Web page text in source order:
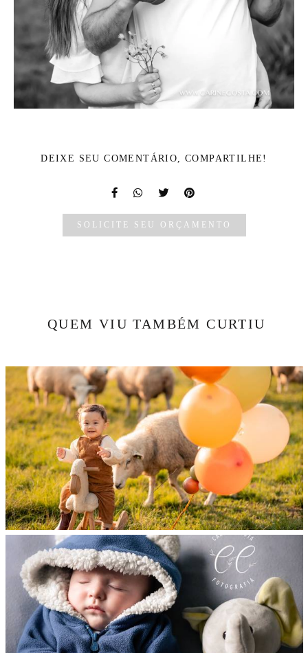
DEIXE SEU COMENTÁRIO, COMPARTILHE!
SOLICITE SEU ORÇAMENTO
QUEM VIU TAMBÉM CURTIU